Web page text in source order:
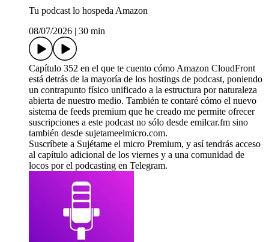
Tu podcast lo hospeda Amazon
08/07/2026
30 min
Capítulo 352 en el que te cuento cómo Amazon CloudFront
está detrás de la mayoría de los hostings de podcast, poniendo
un contrapunto físico unificado a la estructura por naturaleza
abierta de nuestro medio. También te contaré cómo el nuevo
sistema de feeds premium que he creado me permite ofrecer
suscripciones a este podcast no sólo desde emilcar.fm sino
también desde sujetameelmicro.com.
Suscríbete a Sujétame el micro Premium, y así tendrás acceso
al capítulo adicional de los viernes y a una comunidad de
locos por el podcasting en Telegram.